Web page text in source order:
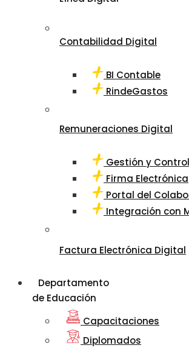
Contabilidad Digital
BI Contable
RindeGastos
Remuneraciones Digital
Gestión y
Firma Electrónica
Portal del
Integración con
Factura Electrónica Digital
Departamento
de Educación
Capacitaciones
Diplomados